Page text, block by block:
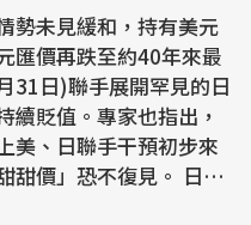
勢未見緩和，持有美元
匯價再跌至約40年來最
31日)聯手展開罕見的日
續貶值。專家也指出，
美、日聯手干預初步來
」恐不復見。 日本